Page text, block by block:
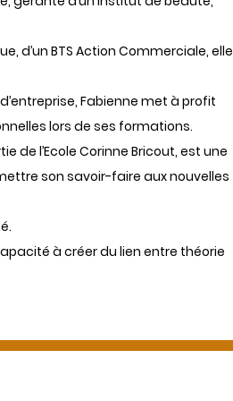
d’un BTS Action Commerciale, elle
Fabienne met à profit
lors de ses formations.
de l’Ecole Corinne Bricout, est une
son savoir-faire aux nouvelles
à créer du lien entre théorie